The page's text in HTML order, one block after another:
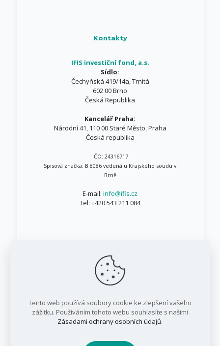
Kontakty
IFIS investiční fond, a.s.
Sídlo:
Čechyňská 419/14a, Trnitá
602 00 Brno
Česká Republika
Kancelář Praha:
Národní 41, 110 00 Staré Město, Praha
Česká republika
IČO: 24316717
Spisová značka: B 8086 vedená u Krajského soudu v
Brně
E-mail: info@ifis.cz
Tel: +420 543 211 084
/ IFIS investiční fond, a.s.
Tento web používá soubory cookie ke zlepšení vašeho
zážitku. Používáním tohoto webu souhlasíte s našimi
Zásadami ochrany osobních údajů.